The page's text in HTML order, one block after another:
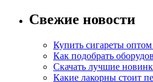
Свежие новости
Купить сигареты
Как подобрать
Скачать лучшие
Какие лакорны стоит